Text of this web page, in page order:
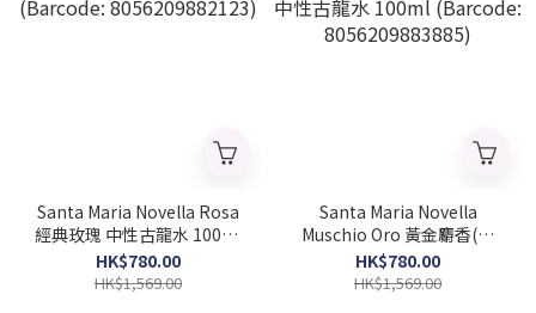
Santa Maria Novella Rosa
經典玫瑰 中性古龍水 100ml
(Barcode: 8056209882123)
HK$780.00
HK$1,569.00
Santa Maria Novella
Muschio Oro 黃金麝香(金
苔) 中性古龍水 100ml
(Barcode: 8056209883885)
HK$780.00
HK$1,569.00